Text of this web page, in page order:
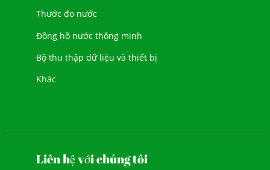
Thước đo nước
Đồng hồ nước thông minh
Bộ thu thập dữ liệu và thiết bị
Khác
Liên hệ với chúng tôi